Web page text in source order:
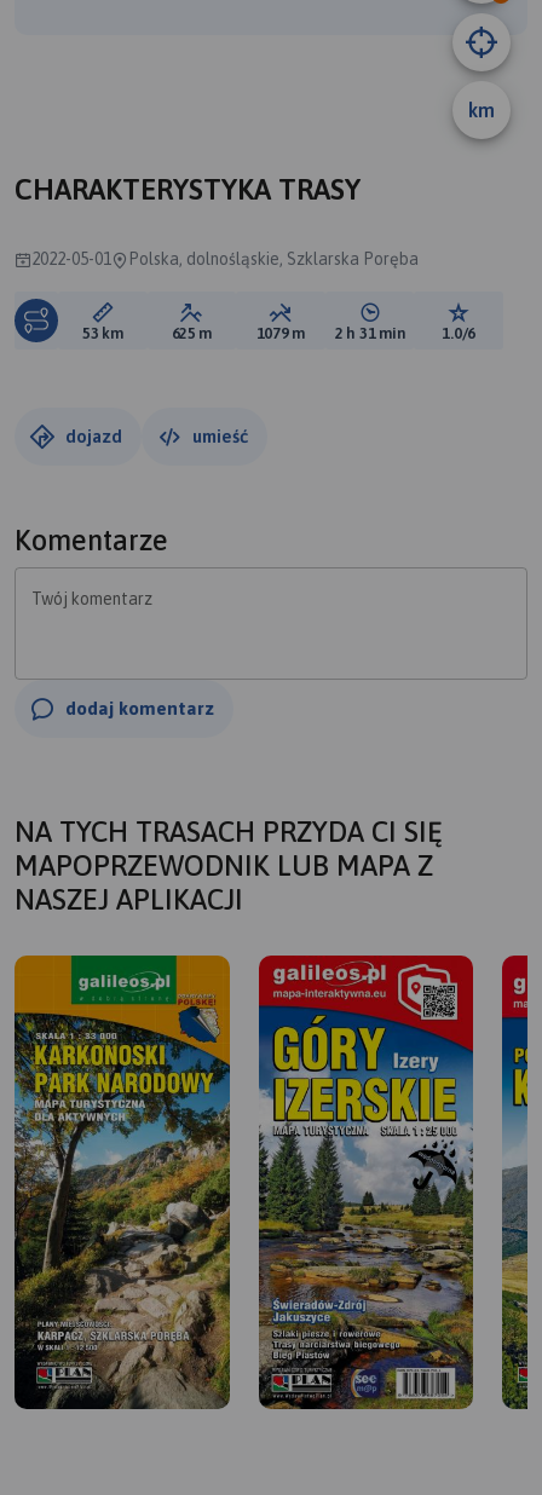
A
km
CHARAKTERYSTYKA TRASY
2022-05-01 Polska, dolnośląskie, Szklarska Poręba
Długość trasy:
53 km Suma przewyższeń:
625 m Suma spadków:
1079 m Średni czas potrzebny
2 h 31 min Ocena
1.0/6
dojazd umieść
Komentarze
Twój komentarz
dodaj komentarz
NA TYCH TRASACH PRZYDA CI SIĘ
MAPOPRZEWODNIK LUB MAPA Z
NASZEJ APLIKACJI